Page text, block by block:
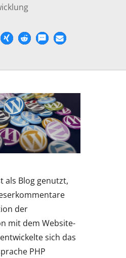
als Blog genutzt,
der
mit dem Website-
sich das
PHP